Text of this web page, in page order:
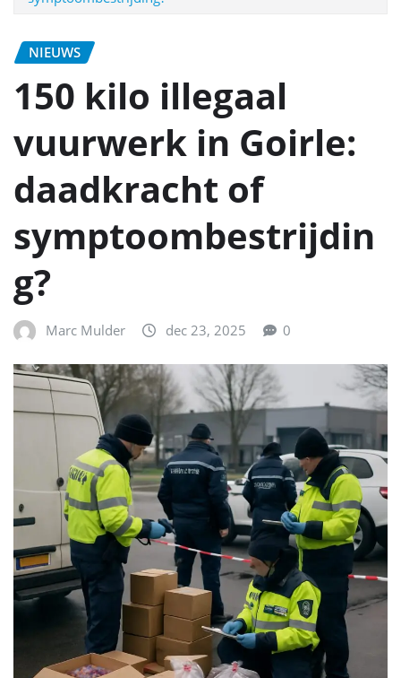
NIEUWS
150 kilo illegaal
vuurwerk in Goirle:
daadkracht of
symptoombestrijdin
g?
Marc Mulder dec 23, 2025 0